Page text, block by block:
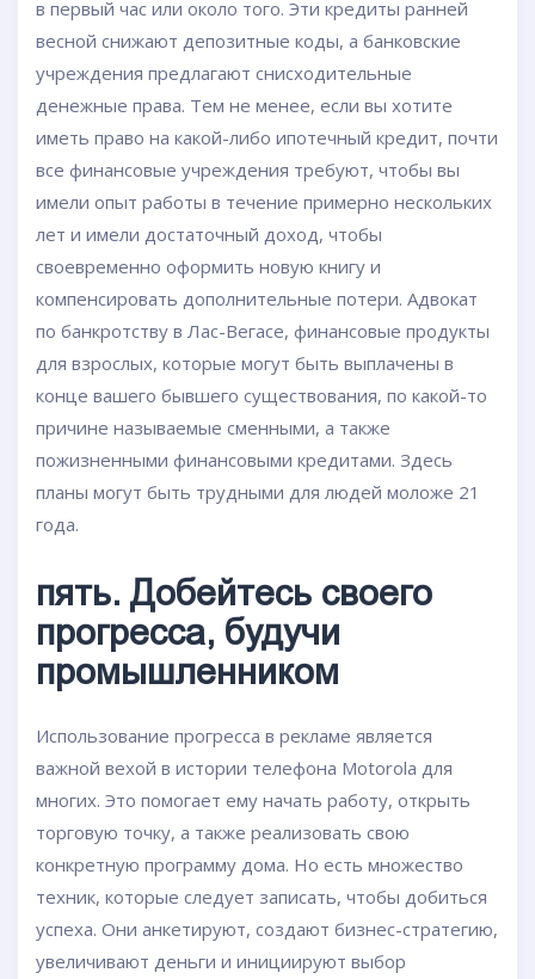
в первый час или около того. Эти кредиты ранней
весной снижают депозитные коды, а банковские
учреждения предлагают снисходительные
денежные права. Тем не менее, если вы хотите
иметь право на какой-либо ипотечный кредит, почти
все финансовые учреждения требуют, чтобы вы
имели опыт работы в течение примерно нескольких
лет и имели достаточный доход, чтобы
своевременно оформить новую книгу и
компенсировать дополнительные потери. Адвокат
по банкротству в Лас-Вегасе, финансовые продукты
для взрослых, которые могут быть выплачены в
конце вашего бывшего существования, по какой-то
причине называемые сменными, а также
пожизненными финансовыми кредитами. Здесь
планы могут быть трудными для людей моложе 21
года.
пять. Добейтесь своего
прогресса, будучи
промышленником
Использование прогресса в рекламе является
важной вехой в истории телефона Motorola для
многих. Это помогает ему начать работу, открыть
торговую точку, а также реализовать свою
конкретную программу дома. Но есть множество
техник, которые следует записать, чтобы добиться
успеха. Они анкетируют, создают бизнес-стратегию,
увеличивают деньги и инициируют выбор